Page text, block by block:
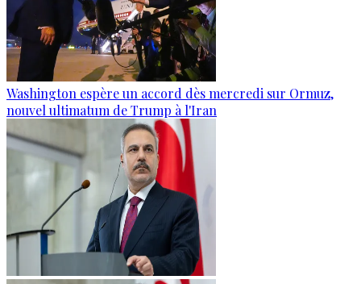
Washington espère un accord dès mercredi sur Ormuz,
nouvel ultimatum de Trump à l'Iran